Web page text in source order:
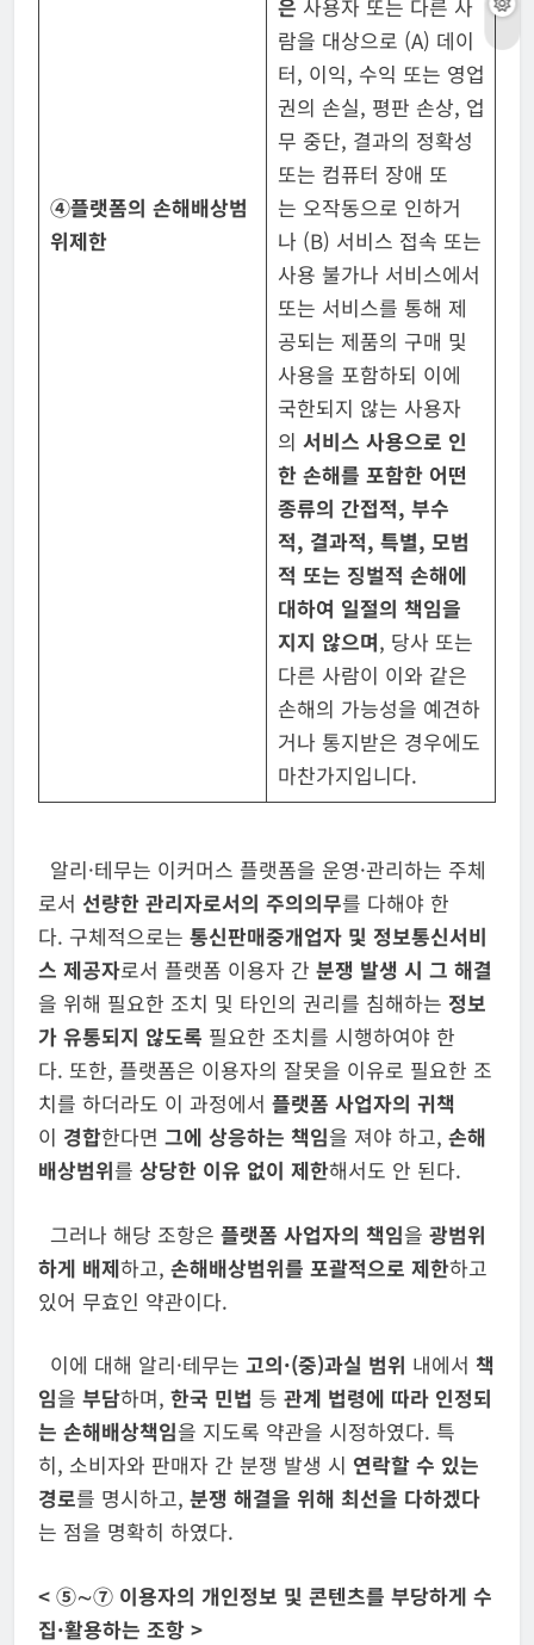
④플랫폼의 손해배상범
위제한
은 사용자 또는 다른 사
람을 대상으로 (A) 데이
터, 이익, 수익 또는 영업
권의 손실, 평판 손상, 업
무 중단, 결과의 정확성
또는 컴퓨터 장애 또
는 오작동으로 인하거
나 (B) 서비스 접속 또는
사용 불가나 서비스에서
또는 서비스를 통해 제
공되는 제품의 구매 및
사용을 포함하되 이에
국한되지 않는 사용자
의 서비스 사용으로 인
한 손해를 포함한 어떤
종류의 간접적, 부수
적, 결과적, 특별, 모범
적 또는 징벌적 손해에
대하여 일절의 책임을
지지 않으며, 당사 또는
다른 사람이 이와 같은
손해의 가능성을 예견하
거나 통지받은 경우에도
마찬가지입니다.
알리·테무는 이커머스 플랫폼을 운영·관리하는 주체
로서 선량한 관리자로서의 주의의무를 다해야 한
다. 구체적으로는 통신판매중개업자 및 정보통신서비
스 제공자로서 플랫폼 이용자 간 분쟁 발생 시 그 해결
을 위해 필요한 조치 및 타인의 권리를 침해하는 정보
가 유통되지 않도록 필요한 조치를 시행하여야 한
다. 또한, 플랫폼은 이용자의 잘못을 이유로 필요한 조
치를 하더라도 이 과정에서 플랫폼 사업자의 귀책
이 경합한다면 그에 상응하는 책임을 져야 하고, 손해
배상범위를 상당한 이유 없이 제한해서도 안 된다.
그러나 해당 조항은 플랫폼 사업자의 책임을 광범위
하게 배제하고, 손해배상범위를 포괄적으로 제한하고
있어 무효인 약관이다.
이에 대해 알리·테무는 고의·(중)과실 범위 내에서 책
임을 부담하며, 한국 민법 등 관계 법령에 따라 인정되
는 손해배상책임을 지도록 약관을 시정하였다. 특
히, 소비자와 판매자 간 분쟁 발생 시 연락할 수 있는
경로를 명시하고, 분쟁 해결을 위해 최선을 다하겠다
는 점을 명확히 하였다.
< ⑤∼⑦ 이용자의 개인정보 및 콘텐츠를 부당하게 수
집·활용하는 조항 >